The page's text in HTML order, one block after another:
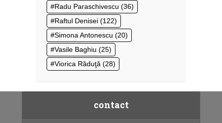
Radu Paraschivescu (36)
Raftul Denisei (122)
Simona Antonescu (20)
Vasile Baghiu (25)
Viorica Răduţă (28)
contact